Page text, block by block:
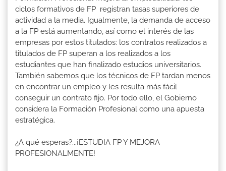
ciclos formativos de FP registran tasas superiores de
actividad a la media. Igualmente, la demanda de acceso
a la FP está aumentando, así como el interés de las
empresas por estos titulados: los contratos realizados a
titulados de FP superan a los realizados a los
estudiantes que han finalizado estudios universitarios.
También sabemos que los técnicos de FP tardan menos
en encontrar un empleo y les resulta más fácil
conseguir un contrato fijo. Por todo ello, el Gobierno
considera la Formación Profesional como una apuesta
estratégica.
¿A qué esperas?...¡ESTUDIA FP Y MEJORA
PROFESIONALMENTE!